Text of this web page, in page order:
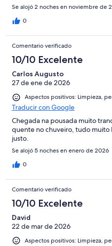
Se alojó 2 noches en noviembre de
0
Comentario verificado
10/10 Excelente
Carlos Augusto
27 de ene de 2026
Aspectos positivos: Limpieza,
Traducir con Google
Chegada na pousada muito
quente no chuveiro, tudo
justo.
Se alojó 5 noches en enero de 2026
0
Comentario verificado
10/10 Excelente
David
22 de mar de 2026
Aspectos positivos: Limpieza,